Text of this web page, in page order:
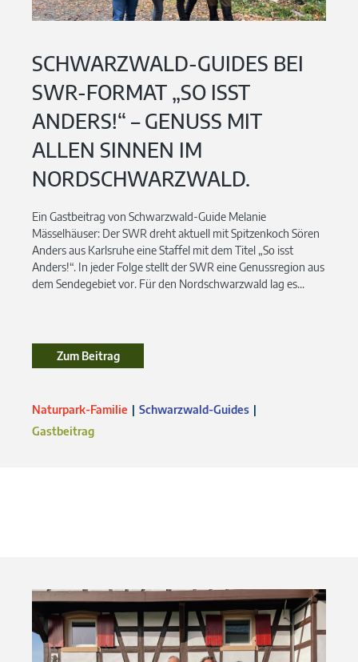
SCHWARZWALD-GUIDES BEI
SWR-FORMAT „SO ISST
ANDERS!“ – GENUSS MIT
ALLEN SINNEN IM
NORDSCHWARZWALD.
Ein Gastbeitrag von Schwarzwald-Guide Melanie
Mässelhäuser: Der SWR dreht aktuell mit Spitzenkoch Sören
Anders aus Karlsruhe eine Staffel mit dem Titel „So isst
Anders!“. In jeder Folge stellt der SWR eine Genussregion aus
dem Sendegebiet vor. Für den Nordschwarzwald lag es...
Zum BeitragZum Beitrag
Naturpark-Familie
Schwarzwald-Guides
Gastbeitrag